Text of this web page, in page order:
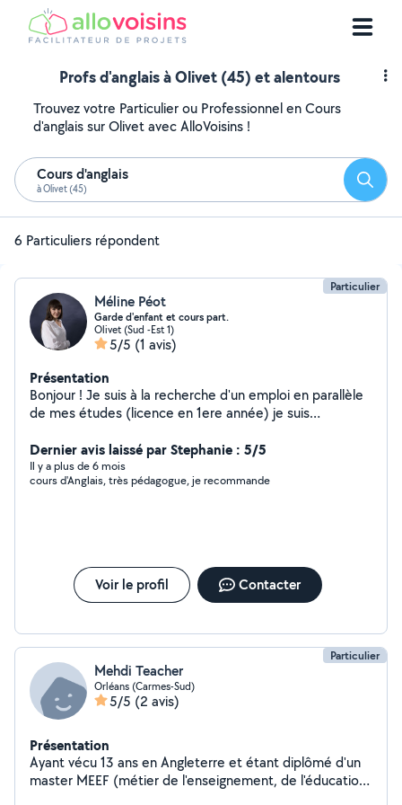
Profs d'anglais à Olivet (45) et alentours
Trouvez votre Particulier ou Professionnel en Cours
d'anglais sur Olivet avec AlloVoisins !
Cours d'anglais
à Olivet (45)
6 Particuliers répondent
Particulier
Méline Péot
Garde d'enfant et cours part.
Olivet (Sud -Est 1)
5/5 (1 avis)
Présentation
Bonjour ! Je suis à la recherche d'un emploi en parallèle
de mes études (licence en 1ere année) je suis
ménage, promenades et gardes d'animaux et autres
tâches du quotidien !
Dernier avis laissé par Stephanie : 5/5
Il y a plus de 6 mois
cours d'Anglais, très pédagogue, je recommande
Voir le profil Contacter
Particulier
Mehdi Teacher
Orléans (Carmes-Sud)
5/5 (2 avis)
Présentation
Ayant vécu 13 ans en Angleterre et étant diplômé d'un
master MEEF (métier de l'enseignement, de l'éducation